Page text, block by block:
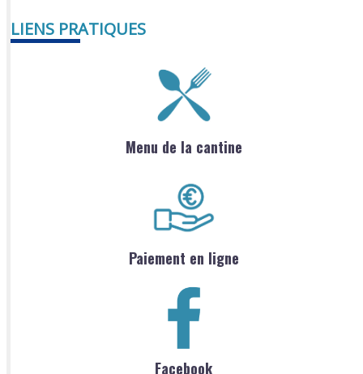
LIENS PRATIQUES
Menu de la cantine
Paiement en ligne
Facebook